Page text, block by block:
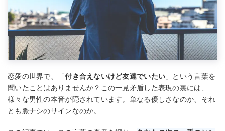
恋愛の世界で、「付き合えないけど友達でいたい 」という言葉を
聞いたことはありませんか？この一見矛盾した表現の裏には、
様々な男性の本音が隠されています。単なる優しさなのか、それ
とも脈ナシのサインなのか。